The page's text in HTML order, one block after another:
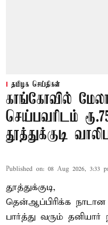
தமிழக செய்திகள்
காங்கோவில்
செய்பவரிடம்
தூத்துக்குடி
Published on: 08 Aug 2026, 3:33
தூத்துக்குடி,
தென்ஆப்பிரிக்க நாடான
பார்த்து வரும் தனியார்